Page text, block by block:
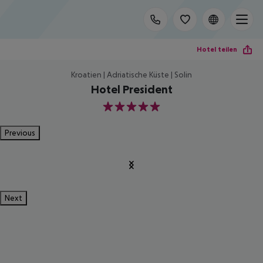
Hotel teilen
Kroatien | Adriatische Küste | Solin
Hotel President
5
Previous
Next